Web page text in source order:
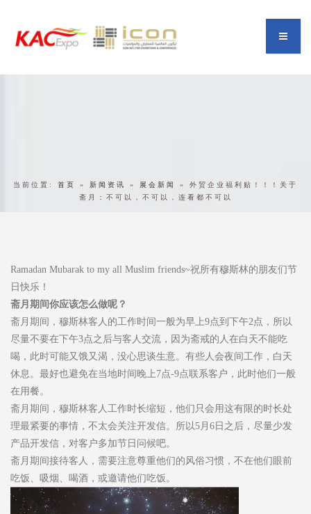
当前位置: 首页 » 新闻资讯 » 展会新闻 » 外贸企业福利贴！！！关于
斋月：不可以，不可以，连看都不可以
Ramadan Mubarak to my all Muslim friends~祝所有穆斯林的朋友们节
日快乐！
斋月期间你应该怎么做呢？
斋月期间，穆斯林客人的工作时间一般为早上9点到下午2点，所以
尽量不要在下午3点之后与客人交流，因为斋戒的人在白天不能吃
喝，此时可能又饿又渴，没心思谈生意。有些人会夜间工作，白天
休息。最好也避免在当地时间晚上7点-9点联系客户，此时他们一般
在用餐。
斋月期间，穆斯林客人工作时长缩短，他们只会用这有限的时长处
理最紧要的事情，不太会关注开发信。所以5月6日之后，尽量少发
产品开发信，对客户多加节日问候吧。
斋月期间接待客人，需要注意尊重他们的风俗习惯，不在他们眼前
吃饭、吸烟、喝酒，或邀请他们吃饭。